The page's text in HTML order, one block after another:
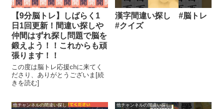
【9分脳トレ】しばらく1
日1回更新！間違い探しや
仲間はずれ探し問題で脳を
鍛えよう！！これからも頑
張ります！！
この度は脳トレ応援chに来てく
ださり、ありがとうございま[続
きを読む]
漢字間違い探し #脳トレ
#クイズ
他チャンネルの間違い探し 他チャンネルの間違い探し